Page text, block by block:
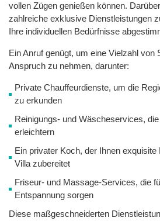
vollen Zügen genießen können.
zahlreiche exklusive Dienstleistungen
Ihre individuellen Bedürfnisse
Ein Anruf genügt, um eine Vielzahl von
Anspruch zu nehmen, darunter:
Private Chauffeurdienste, um die
zu erkunden
Reinigungs- und Wäscheservices,
erleichtern
Ein privater Koch, der Ihnen
Villa zubereitet
Friseur- und Massage-Services, die
Entspannung sorgen
Diese maßgeschneiderten